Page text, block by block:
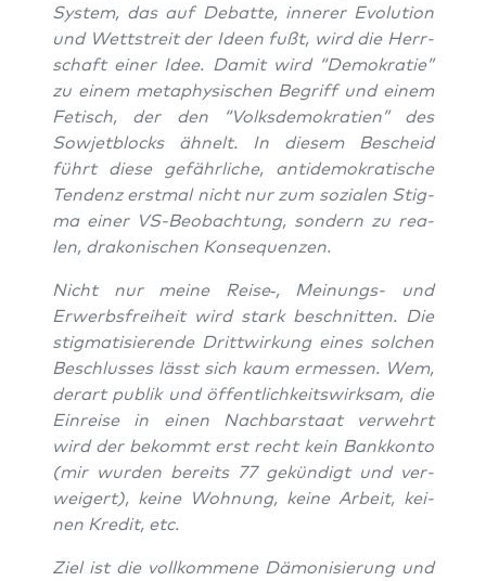
Sys­tem, das auf Debat­te, inne­rer Evo­lu­ti­on
und Wett­streit der Ideen fußt, wird die Herr­
schaft einer Idee. Damit wird “Demo­kra­tie”
zu einem meta­phy­si­schen Begriff und einem
Fetisch, der den “Volks­de­mo­kra­tien” des
Sowjet­blocks ähnelt. In die­sem Bescheid
führt die­se gefähr­li­che, anti­de­mo­kra­ti­sche
Ten­denz erst­mal nicht nur zum sozia­len Stig­
ma einer VS-Beob­ach­tung, son­dern zu rea­
len, dra­ko­ni­schen Konsequenzen.
Nicht nur mei­ne Reise‑, Mei­nungs- und
Erwerbs­frei­heit wird stark beschnit­ten. Die
stig­ma­ti­sie­ren­de Dritt­wir­kung eines sol­chen
Beschlus­ses lässt sich kaum ermes­sen. Wem,
der­art publik und öffent­lich­keits­wirk­sam, die
Ein­rei­se in einen Nach­bar­staat ver­wehrt
wird der bekommt erst recht kein Bank­kon­to
(mir wur­den bereits 77 gekün­digt und ver­
wei­gert), kei­ne Woh­nung, kei­ne Arbeit, kei­
nen Kre­dit, etc.
Ziel ist die voll­kom­me­ne Dämo­ni­sie­rung und